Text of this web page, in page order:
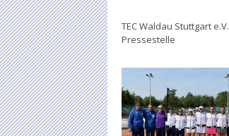
TEC Waldau Stuttgart e.V.
Pressestelle